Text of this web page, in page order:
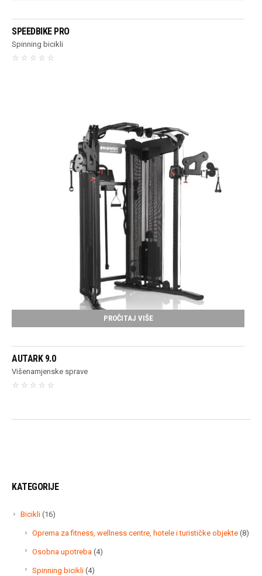
SPEEDBIKE PRO
Spinning bicikli
PROČITAJ VIŠE
AUTARK 9.0
Višenamjenske sprave
KATEGORIJE
Bicikli 1616
Oprema za fitness, wellness centre, hotele i turističke objekte 88
Osobna upotreba 44
Spinning bicikli 44